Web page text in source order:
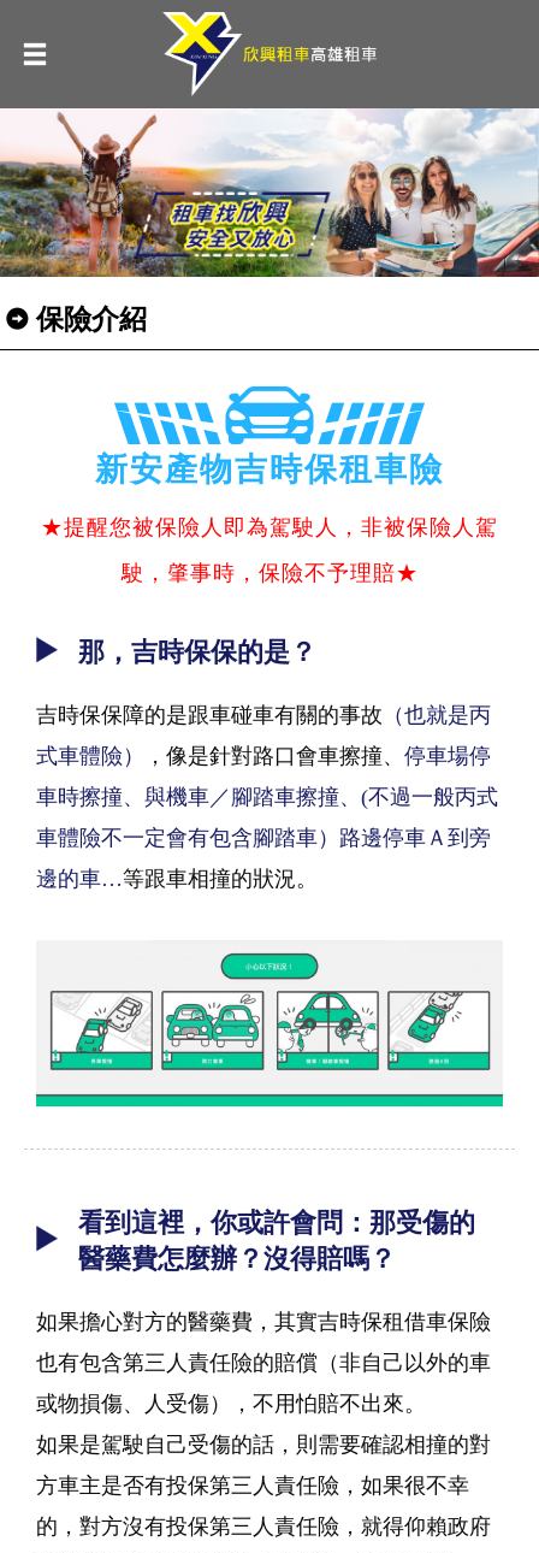
保險介紹
新安產物吉時保租車險
★提醒您被保險人即為駕駛人，非被保險人駕
駛，肇事時，保險不予理賠★
那，吉時保保的是？
吉時保保障的是跟車碰車有關的事故 （也就是丙
式車體險）
，像是針對路口會車擦撞、 停車場停
車時擦撞、與機車／腳踏車擦撞、(不過一般丙式
車體險不一定會有包含腳踏車）路邊停車Ａ到旁
邊的車…等跟車相撞的狀況。
看到這裡，你或許會問：那受傷的
醫藥費怎麼辦？沒得賠嗎？
如果擔心對方的醫藥費，其實吉時保租借車保險
也有包含第三人責任險的賠償（非自己以外的車
或物損傷、人受傷），不用怕賠不出來。
如果是駕駛自己受傷的話，則需要確認相撞的對
方車主是否有投保第三人責任險，如果很不幸
的，對方沒有投保第三人責任險，就得仰賴政府